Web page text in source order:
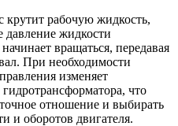
крутит рабочую жидкость,
давление жидкости
вращаться, передавая
При необходимости
изменяет
что
отношение и выбирать
и оборотов двигателя.